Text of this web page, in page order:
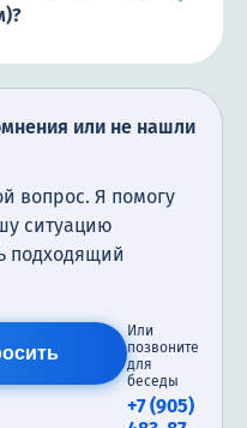
или не нашли
вопрос. Я помогу
ситуацию
подходящий
Или
позвоните
для
беседы
+7 (905)